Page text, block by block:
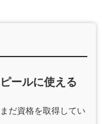
ールに使える
だ資格を取得してい